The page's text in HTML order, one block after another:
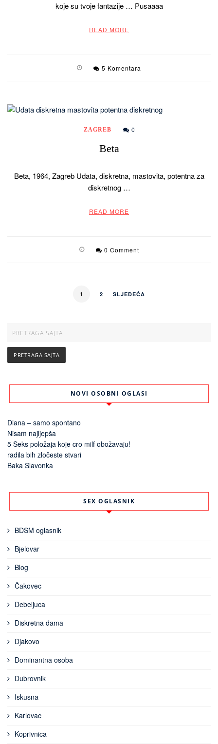
koje su tvoje fantazije … Pusaaaa
READ MORE
5 Komentara
ZAGREB 0
Beta
Beta, 1964, Zagreb Udata, diskretna, mastovita, potentna za
diskretnog …
READ MORE
0 Comment
1 2 SLJEDEĆA
NOVI OSOBNI OGLASI
Diana – samo spontano
Nisam najljepša
5 Seks položaja koje cro milf obožavaju!
radila bih zločeste stvari
Baka Slavonka
SEX OGLASNIK
BDSM oglasnik
Bjelovar
Blog
Čakovec
Debeljuca
Diskretna dama
Djakovo
Dominantna osoba
Dubrovnik
Iskusna
Karlovac
Koprivnica